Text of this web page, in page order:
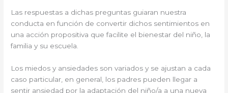
Las respuestas a dichas preguntas guiaran nuestra
conducta en función de convertir dichos sentimientos en
una acción propositiva que facilite el bienestar del niño, la
familia y su escuela.
Los miedos y ansiedades son variados y se ajustan a cada
caso particular, en general, los padres pueden llegar a
sentir ansiedad por la adaptación del niño/a a una nueva